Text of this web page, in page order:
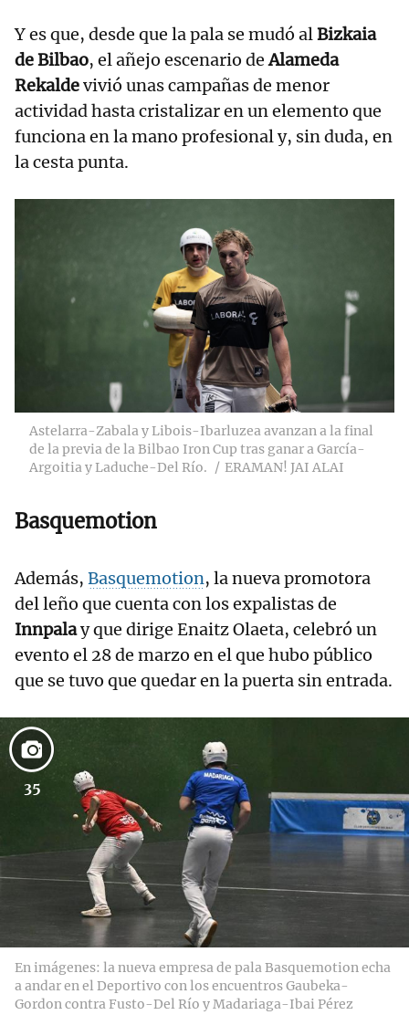
Y es que, desde que la pala se mudó alBizkaia
de Bilbao, el añejo escenario deAlameda
Rekaldevivió unas campañas de menor
actividad hasta cristalizar en un elemento que
funciona en la mano profesional y, sin duda, en
la cesta punta.
Astelarra-Zabala y Libois-Ibarluzea avanzan a la final
de la previa de la Bilbao Iron Cup tras ganar a García-
Argoitia y Laduche-Del Río.
ERAMAN! JAI ALAI
Basquemotion
Además, Basquemotion, la nueva promotora
del leño que cuenta con los expalistas de
Innpalay que dirige Enaitz Olaeta, celebró un
evento el 28 de marzo en el que hubo público
que se tuvo que quedar en la puerta sin entrada.
35
En imágenes: la nueva empresa de pala Basquemotion echa
a andar en el Deportivo con los encuentros Gaubeka-
Gordon contra Fusto-Del Río y Madariaga-Ibai Pérez